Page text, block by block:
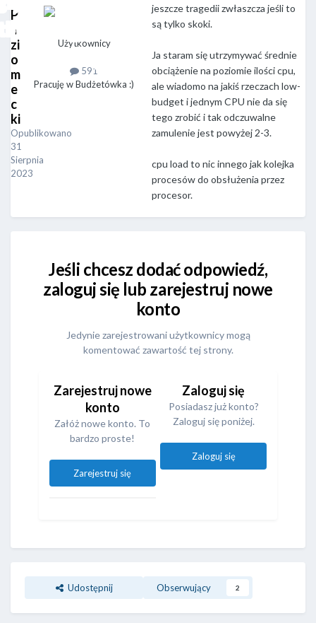
P
o
zi
o
m
e
c
ki
Opublikowano
31
Sierpnia
2023
Użytkownicy
591
Pracuję w Budżetówka :)
jeszcze tragedii zwłaszcza jeśli to
są tylko skoki.
Ja staram się utrzymywać średnie
obciążenie na poziomie ilości cpu,
ale wiadomo na jakiś rzeczach low-
budget i jednym CPU nie da się
tego zrobić i tak odczuwalne
zamulenie jest powyżej 2-3.
cpu load to nic innego jak kolejka
procesów do obsłużenia przez
procesor.
Jeśli chcesz dodać odpowiedź,
zaloguj się lub zarejestruj nowe
konto
Jedynie zarejestrowani użytkownicy mogą
komentować zawartość tej strony.
Zarejestruj nowe
konto
Załóż nowe konto. To
bardzo proste!
Zarejestruj się
Zaloguj się
Posiadasz już konto?
Zaloguj się poniżej.
Zaloguj się
Udostępnij Obserwujący 2